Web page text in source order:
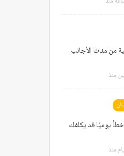
من مئات الأجانب
منذ
عادات تدمر الأسنان بصمت.. 12 خطأ يوميًا قد يكلفك